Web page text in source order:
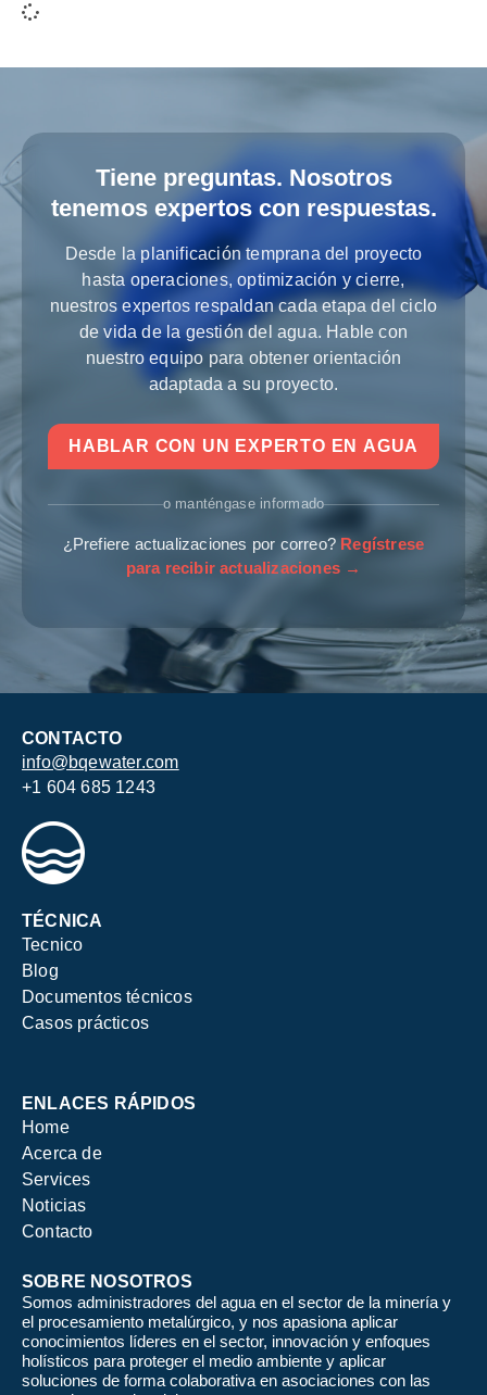
Tiene preguntas. Nosotros
tenemos expertos con respuestas.
Desde la planificación temprana del proyecto
hasta operaciones, optimización y cierre,
nuestros expertos respaldan cada etapa del ciclo
de vida de la gestión del agua. Hable con
nuestro equipo para obtener orientación
adaptada a su proyecto.
HABLAR CON UN EXPERTO EN AGUA
o manténgase informado
¿Prefiere actualizaciones por correo? Regístrese
para recibir actualizaciones →
CONTACTO
info@bqewater.com
+1 604 685 1243
TÉCNICA
Tecnico
Blog
Documentos técnicos
Casos prácticos
ENLACES RÁPIDOS
Home
Acerca de
Services
Noticias
Contacto
SOBRE NOSOTROS
Somos administradores del agua en el sector de la minería y
el procesamiento metalúrgico, y nos apasiona aplicar
conocimientos líderes en el sector, innovación y enfoques
holísticos para proteger el medio ambiente y aplicar
soluciones de forma colaborativa en asociaciones con las